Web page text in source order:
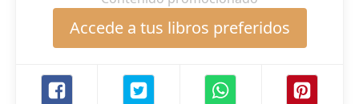
Accede a tus libros preferidos